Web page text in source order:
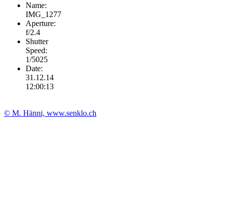
Name:
IMG_1277
Aperture:
f/2.4
Shutter
Speed:
1/5025
Date:
31.12.14
12:00:13
© M. Hänni, www.senklo.ch